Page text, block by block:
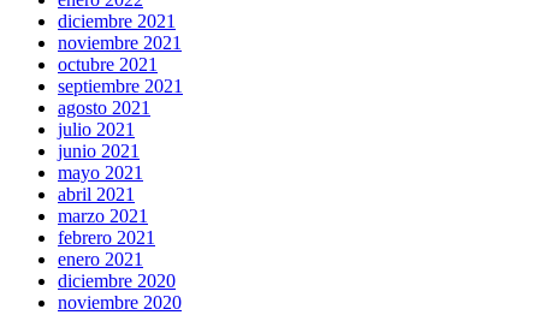
diciembre 2021
noviembre 2021
octubre 2021
septiembre 2021
agosto 2021
julio 2021
junio 2021
mayo 2021
abril 2021
marzo 2021
febrero 2021
enero 2021
diciembre 2020
noviembre 2020